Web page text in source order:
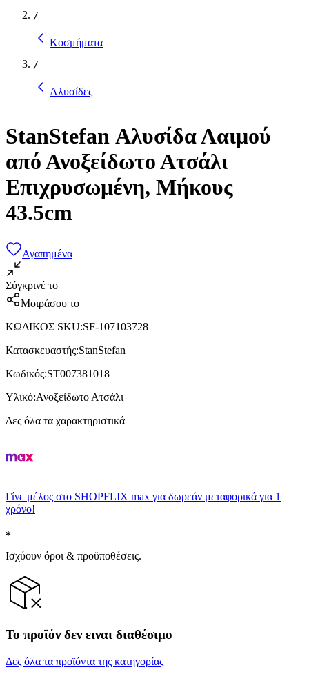
/
Κοσμήματα
/
Αλυσίδες
StanStefan Αλυσίδα Λαιμού
από Ανοξείδωτο Ατσάλι
Επιχρυσωμένη, Μήκους
43.5cm
Αγαπημένα
Σύγκρινέ το
Μοιράσου το
ΚΩΔΙΚΟΣ SKU:SF-107103728
Κατασκευαστής:StanStefan
Κωδικός:ST007381018
Υλικό:Ανοξείδωτο Ατσάλι
Δες όλα τα χαρακτηριστικά
Γίνε μέλος στο SHOPFLIX max για δωρεάν μεταφορικά για 1
χρόνο!
Ισχύουν όροι & προϋποθέσεις.
Το προϊόν δεν ειναι διαθέσιμο
Δες όλα τα προϊόντα της κατηγορίας